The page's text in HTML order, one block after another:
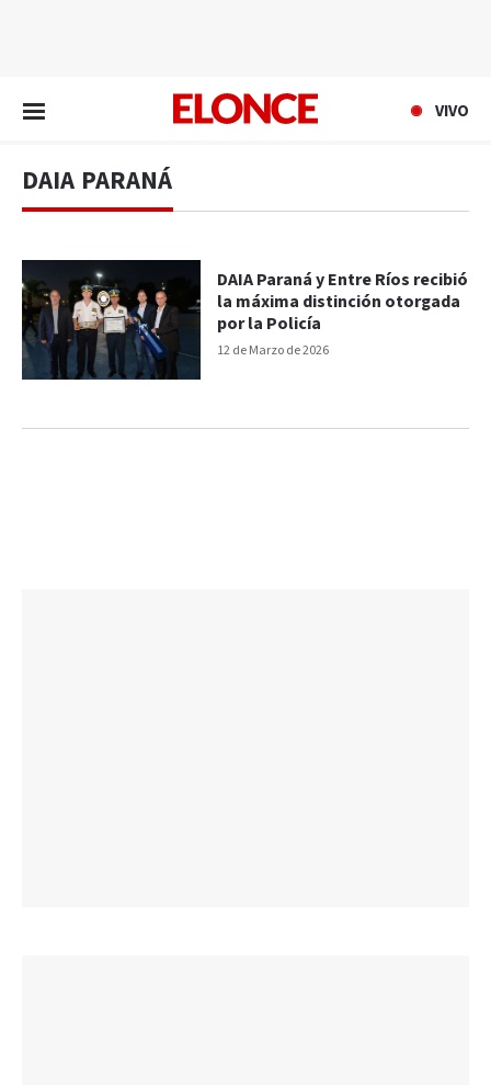
VIVO
DAIA PARANÁ
12 de Marzo de 2026
DAIA Paraná y Entre Ríos recibió
la máxima distinción otorgada
por la Policía